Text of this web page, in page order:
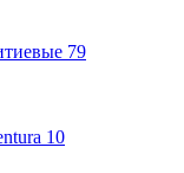
79
10